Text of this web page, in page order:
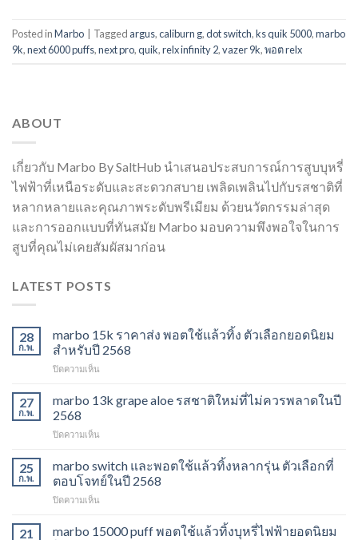
Posted inMarbo Tagged argus,caliburn g,dot switch,ks quik 5000,marbo
9k,next 6000 puffs,next pro,quik,relx infinity 2,vazer 9k,พอต relx
ABOUT
เกี่ยวกับ Marbo By SaltHub นำเสนอประสบการณ์การสูบบุหรี่
ไฟฟ้าที่เหนือระดับและสะดวกสบาย เพลิดเพลินไปกับรสชาติที่
หลากหลายและคุณภาพระดับพรีเมียม ด้วยนวัตกรรมล่าสุด
และการออกแบบที่ทันสมัย Marbo มอบความพึงพอใจในการ
สูบที่คุณไม่เคยสัมผัสมาก่อน
LATEST POSTS
28
ก.พ.
marbo 15k ราคาส่ง พอตใช้แล้วทิ้ง ตัวเลือกยอดนิยม
สำหรับปี 2568
ปิดความเห็น
15k
ราคา
พอต
แล้ว
ทิ้ง
เลือก
นิยม
27
ก.พ.
marbo 13k grape aloe รสชาติใหม่ที่ไม่ควรพลาดในปี
2568
ปิดความเห็น
13k
grape
aloe
รสชาติ
ที่
25
ก.พ.
marbo switch และพอตใช้แล้วทิ้งหลากรุ่น ตัวเลือกที่
ตอบโจทย์ในปี 2568
ปิดความเห็น
switch
21
marbo 15000 puff พอตใช้แล้วทิ้งบุหรี่ไฟฟ้ายอดนิยม